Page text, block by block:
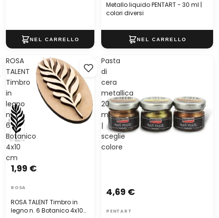
Metallo liquido PENTART - 30 ml |
colori diversi
ROSA
TALENT
Timbro
in
legno
n.
6
Botanico
4x10
cm
ROSA TALENT Timbro in
legno n. 6 Botanico 4x10
1,99 €
ROSA
Pasta
di
cera
metallica
20
ml
|
sceglie
colore
4,69 €
PENTART